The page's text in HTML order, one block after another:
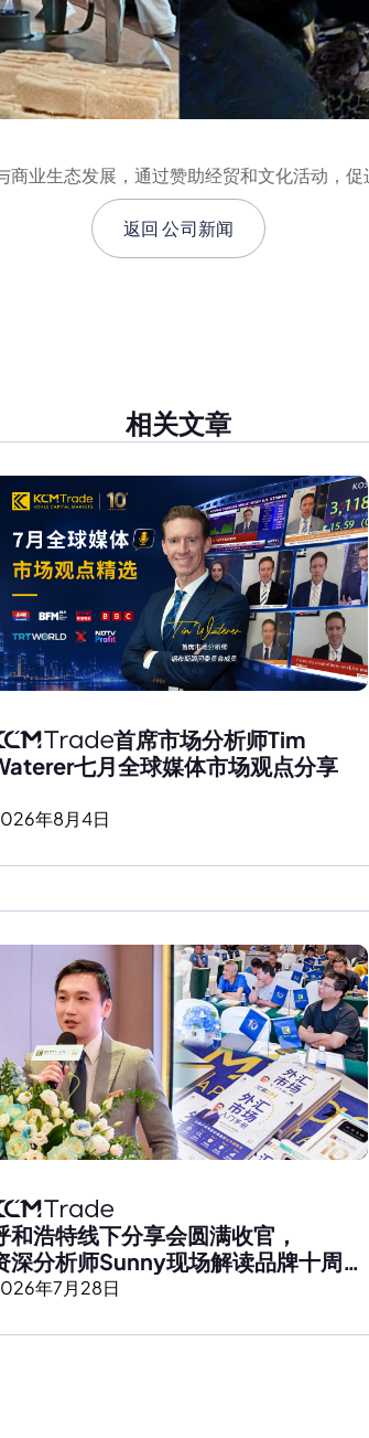
业生态发展，通过赞助经贸和文化活动，
返回公司新闻
相关文章
首席市场分析师Tim
七月全球媒体市场观点分享
年8月4日
和浩特线下分享会圆满收官，
深分析师Sunny现场解读品牌十周年
展历程
年7月28日